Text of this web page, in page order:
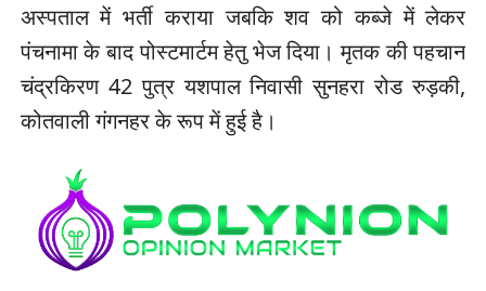
अस्पताल में भर्ती कराया जबकि शव को कब्जे में लेकर
पंचनामा के बाद पोस्टमार्टम हेतु भेज दिया। मृतक की पहचान
चंद्रकिरण 42 पुत्र यशपाल निवासी सुनहरा रोड रुड़की,
कोतवाली गंगनहर के रूप में हुई है।